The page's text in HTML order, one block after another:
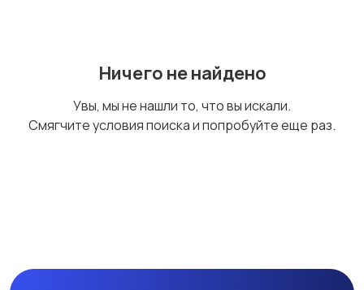
Ничего не найдено
Увы, мы не нашли то, что вы искали.
Смягчите условия поиска и попробуйте еще раз.